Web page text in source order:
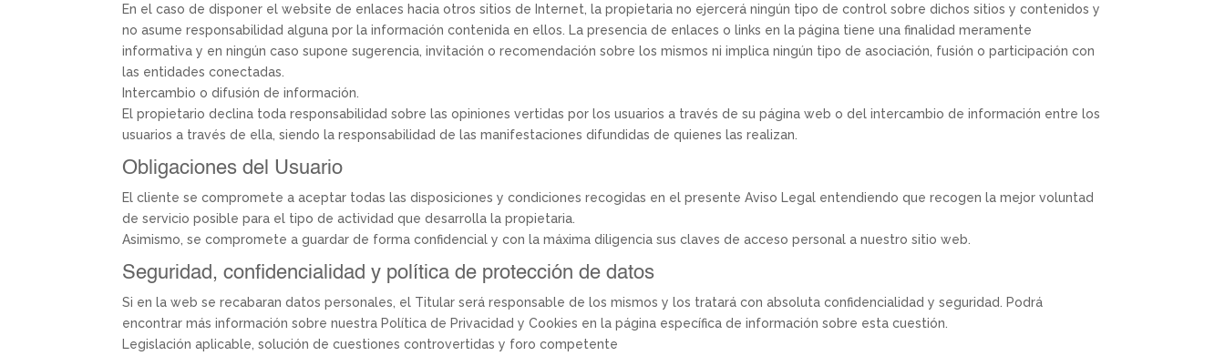
En el caso de disponer el website de enlaces hacia otros sitios de Internet, la propietaria no ejercerá ningún tipo de control sobre dichos sitios y contenidos y
no asume responsabilidad alguna por la información contenida en ellos. La presencia de enlaces o links en la página tiene una finalidad meramente
informativa y en ningún caso supone sugerencia, invitación o recomendación sobre los mismos ni implica ningún tipo de asociación, fusión o participación con
las entidades conectadas.
Intercambio o difusión de información.
El propietario declina toda responsabilidad sobre las opiniones vertidas por los usuarios a través de su página web o del intercambio de información entre los
usuarios a través de ella, siendo la responsabilidad de las manifestaciones difundidas de quienes las realizan.
Obligaciones del Usuario
El cliente se compromete a aceptar todas las disposiciones y condiciones recogidas en el presente Aviso Legal entendiendo que recogen la mejor voluntad
de servicio posible para el tipo de actividad que desarrolla la propietaria.
Asimismo, se compromete a guardar de forma confidencial y con la máxima diligencia sus claves de acceso personal a nuestro sitio web.
Seguridad, confidencialidad y política de protección de datos
Si en la web se recabaran datos personales, el Titular será responsable de los mismos y los tratará con absoluta confidencialidad y seguridad. Podrá
encontrar más información sobre nuestra Política de Privacidad y Cookies en la página específica de información sobre esta cuestión.
Legislación aplicable, solución de cuestiones controvertidas y foro competente